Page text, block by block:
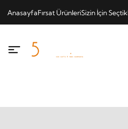
AnasayfaFırsat ÜrünleriSizin İçin